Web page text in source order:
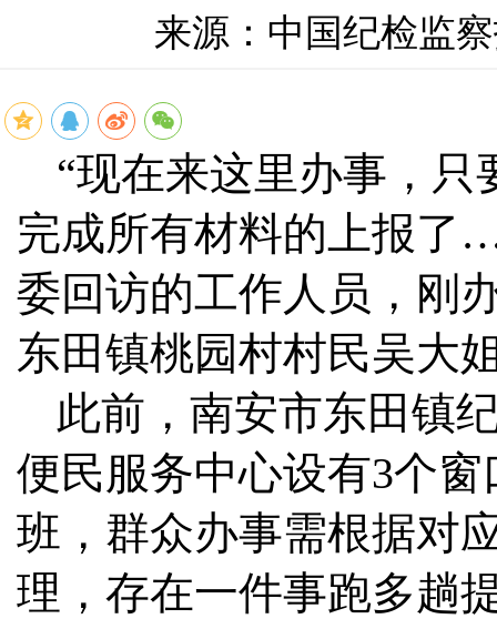
来源：中国纪检监
“现在来这里办事，
完成所有材料的上报了
委回访的工作人员，刚
东田镇桃园村村民吴大
此前，南安市东田镇
便民服务中心设有3个
班，群众办事需根据对
理，存在一件事跑多趟